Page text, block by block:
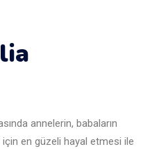
annelerin, babaların
en güzeli hayal etmesi ile